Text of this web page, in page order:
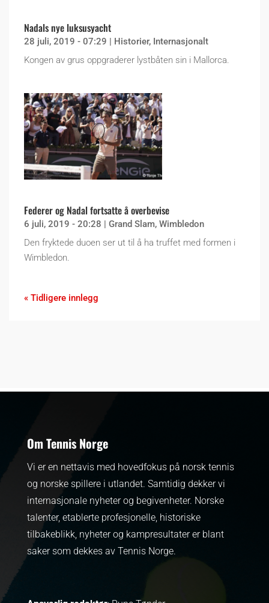
Nadals nye luksusyacht
28 juli, 2019 - 07:29 | Historier, Internasjonalt
Kongen av grus oppgraderer lystbåten sin i Mallorca.
Federer og Nadal fortsatte å overbevise
6 juli, 2019 - 20:28 | Grand Slam, Wimbledon
Den fryktede duoen ser ut til å ha truffet med formen i
Wimbledon.
« Tidligere innlegg
Om Tennis Norge
Vi er en nettavis med hovedfokus på norsk tennis
og norske spillere i utlandet. Samtidig dekker vi
internasjonale nyheter og begivenheter. Norske
talenter, etablerte profesjonelle, historiske
tilbakeblikk, nyheter og kampresultater er blant
saker som dekkes av Tennis Norge.